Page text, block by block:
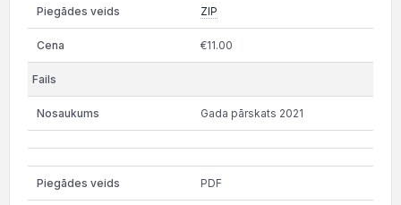
ZIP
€11.00
Gada pārskats 2021
PDF